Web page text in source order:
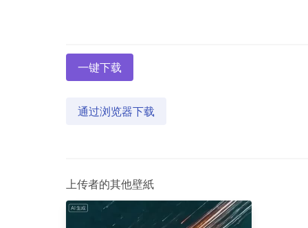
一键下载
通过浏览器下载
上传者的其他壁紙